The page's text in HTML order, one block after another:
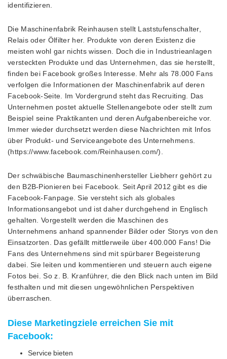
identifizieren.
Die Maschinenfabrik Reinhausen stellt Laststufenschalter,
Relais oder Ölfilter her. Produkte von deren Existenz die
meisten wohl gar nichts wissen. Doch die in Industrieanlagen
versteckten Produkte und das Unternehmen, das sie herstellt,
finden bei Facebook großes Interesse. Mehr als 78.000 Fans
verfolgen die Informationen der Maschinenfabrik auf deren
Facebook-Seite. Im Vordergrund steht das Recruiting. Das
Unternehmen postet aktuelle Stellenangebote oder stellt zum
Beispiel seine Praktikanten und deren Aufgabenbereiche vor.
Immer wieder durchsetzt werden diese Nachrichten mit Infos
über Produkt- und Serviceangebote des Unternehmens.
(https://www.facebook.com/Reinhausen.com/).
Der schwäbische Baumaschinenhersteller Liebherr gehört zu
den B2B-Pionieren bei Facebook. Seit April 2012 gibt es die
Facebook-Fanpage. Sie versteht sich als globales
Informationsangebot und ist daher durchgehend in Englisch
gehalten. Vorgestellt werden die Maschinen des
Unternehmens anhand spannender Bilder oder Storys von den
Einsatzorten. Das gefällt mittlerweile über 400.000 Fans! Die
Fans des Unternehmens sind mit spürbarer Begeisterung
dabei. Sie leiten und kommentieren und steuern auch eigene
Fotos bei. So z. B. Kranführer, die den Blick nach unten im Bild
festhalten und mit diesen ungewöhnlichen Perspektiven
überraschen.
Diese Marketingziele erreichen Sie mit
Facebook:
Service bieten